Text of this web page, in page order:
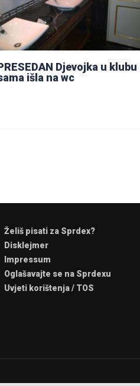
Djevojka u klubu
išla na wc
Želiš pisati za Sprdex?
Disklejmer
Impressum
Oglašavajte se na Sprdexu
Uvjeti korištenja / TOS